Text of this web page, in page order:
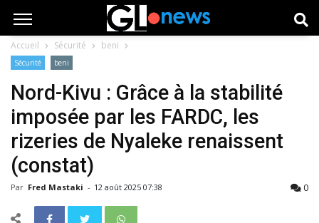
Accueil Sécurité beni
Sécurité beni
Nord-Kivu : Grâce à la stabilité
imposée par les FARDC, les
rizeries de Nyaleke renaissent
(constat)
Par Fred Mastaki - 12 août 2025 07:38 0